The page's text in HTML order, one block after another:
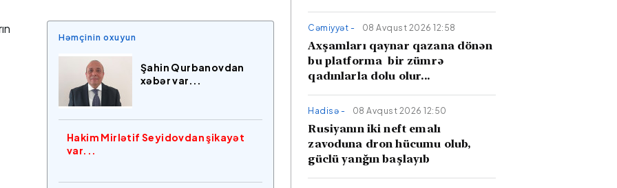
Həmçinin oxuyun
Şahin Qurbanovdan
xəbər var...
Hakim Mirlətif Seyidovdan şikayət
var...
Cəmiyyət - 08 Avqust 2026 12:58
Axşamları qaynar qazana dönən
bu platforma bir zümrə
qadınlarla dolu olur...
Hadisə - 08 Avqust 2026 12:50
Rusiyanın iki neft emalı
zavoduna dron hücumu olub,
güclü yanğın başlayıb